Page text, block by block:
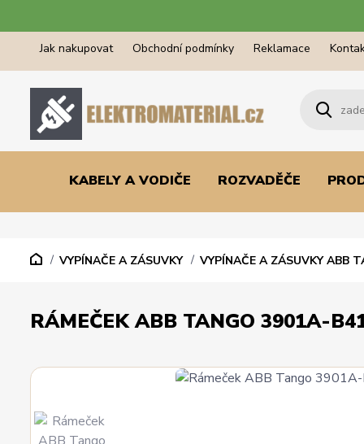
Jak nakupovat Obchodní podmínky Reklamace
KABELY A VODIČE ROZVADĚČE
VYPÍNAČE A ZÁSUVKY VYPÍNAČE A ZÁSUVKY ABB
RÁMEČEK ABB TANGO 3901A-